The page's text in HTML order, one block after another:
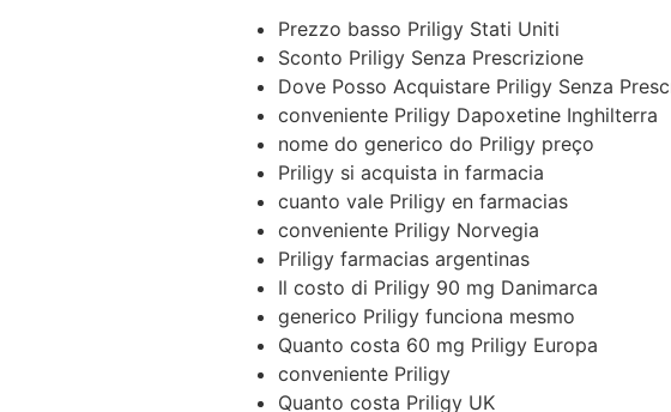
Prezzo basso Priligy Stati Uniti
Sconto Priligy Senza Prescrizione
Dove Posso Acquistare Priligy Senza
conveniente Priligy Dapoxetine Inghilterra
nome do generico do Priligy preço
Priligy si acquista in farmacia
cuanto vale Priligy en farmacias
conveniente Priligy Norvegia
Priligy farmacias argentinas
Il costo di Priligy 90 mg Danimarca
generico Priligy funciona mesmo
Quanto costa 60 mg Priligy Europa
conveniente Priligy
Quanto costa Priligy UK